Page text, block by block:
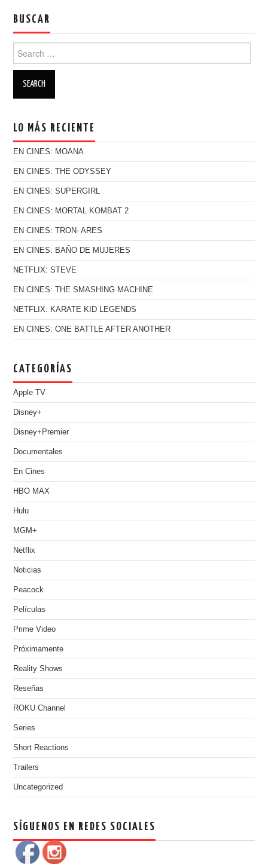
BUSCAR
Search for:
LO MÁS RECIENTE
EN CINES: MOANA
EN CINES: THE ODYSSEY
EN CINES: SUPERGIRL
EN CINES: MORTAL KOMBAT 2
EN CINES: TRON- ARES
EN CINES: BAÑO DE MUJERES
NETFLIX: STEVE
EN CINES: THE SMASHING MACHINE
NETFLIX: KARATE KID LEGENDS
EN CINES: ONE BATTLE AFTER ANOTHER
CATEGORÍAS
Apple TV
Disney+
Disney+Premier
Documentales
En Cines
HBO MAX
Hulu
MGM+
Netflix
Noticias
Peacock
Películas
Prime Video
Próximamente
Reality Shows
Reseñas
ROKU Channel
Series
Short Reactions
Trailers
Uncategorized
SÍGUENOS EN REDES SOCIALES